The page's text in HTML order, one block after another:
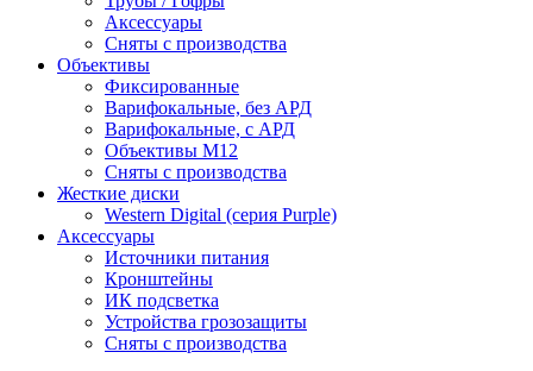
Аксессуары
Сняты с производства
Объективы
Фиксированные
Варифокальные, без АРД
Варифокальные, с АРД
Объективы M12
Сняты с производства
Жесткие диски
Western Digital (серия Purple)
Аксессуары
Источники питания
Кронштейны
ИК подсветка
Устройства грозозащиты
Сняты с производства